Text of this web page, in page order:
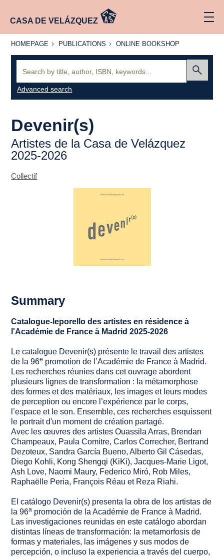
CASA DE VELÁZQUEZ
HOMEPAGE
HOMEPAGE PUBLICATIONS
PUBLICATIONS
ONLINE
ONLINE BOOKSHOP
Advanced search
Devenir(s)
Artistes de la Casa de Velázquez
2025-2026
Collectif
Summary
Catalogue-leporello des artistes en résidence à
l'Académie de France à Madrid 2025-2026
Le catalogue Devenir(s) présente le travail des artistes
de la 96e promotion de l’Académie de France à Madrid.
Les recherches réunies dans cet ouvrage abordent
plusieurs lignes de transformation : la métamorphose
des formes et des matériaux, les images et leurs modes
de perception ou encore l’expérience par le corps,
l’espace et le son. Ensemble, ces recherches esquissent
le portrait d'un moment de création partagé.
Avec les œuvres des artistes Ouassila Arras, Brendan
Champeaux, Paula Comitre, Carlos Correcher, Bertrand
Dezoteux, Sandra García Bueno, Alberto Gil Cásedas,
Diego Kohli, Kong Shengqi (KiKi), Jacques-Marie Ligot,
Ash Love, Naomi Maury, Federico Miró, Rob Miles,
Raphaëlle Peria, François Réau et Reza Riahi.
El catálogo Devenir(s) presenta la obra de los artistas de
la 96a promoción de la Académie de France à Madrid.
Las investigaciones reunidas en este catálogo abordan
distintas líneas de transformación: la metamorfosis de
formas y materiales, las imágenes y sus modos de
percepción, o incluso la experiencia a través del cuerpo,